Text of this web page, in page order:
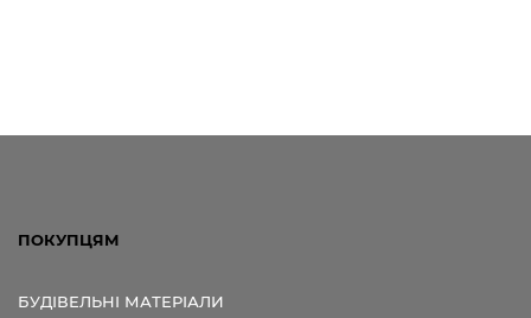
ПОКУПЦЯМ
БУДІВЕЛЬНІ МАТЕРІАЛИ